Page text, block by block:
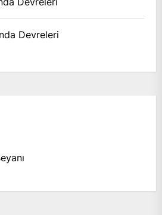
Devreleri